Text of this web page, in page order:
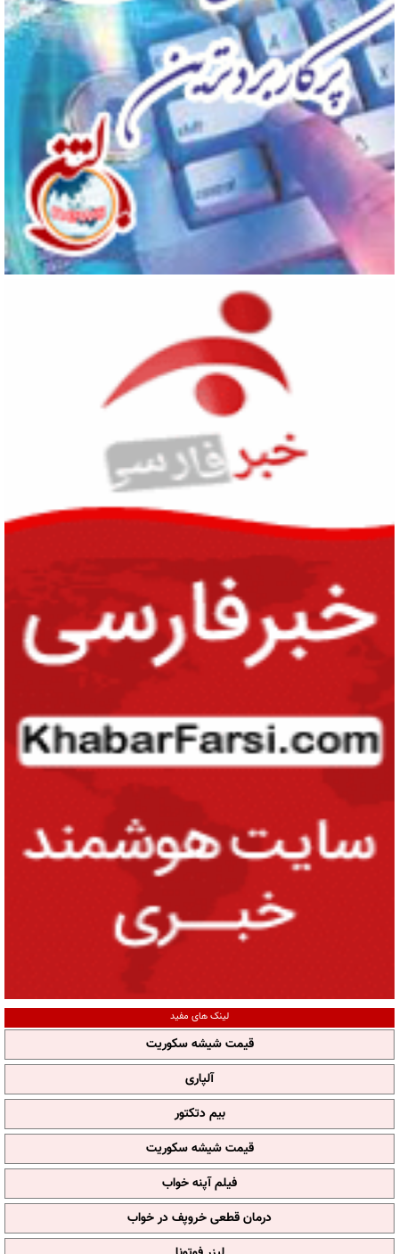
لینک های مفید
قیمت شیشه سکوریت
آلپاری
بیم دتکتور
قیمت شیشه سکوریت
فیلم آپنه خواب
درمان قطعی خروپف در خواب